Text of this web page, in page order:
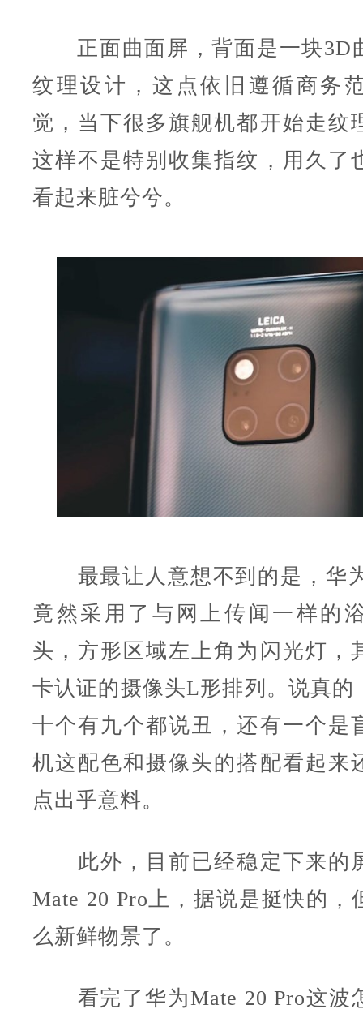
正面曲面屏，背面是一块3D
纹理设计，这点依旧遵循商务
觉，当下很多旗舰机都开始走纹
这样不是特别收集指纹，用久了
看起来脏兮兮。
最最让人意想不到的是，华为
竟然采用了与网上传闻一样的
头，方形区域左上角为闪光灯，
卡认证的摄像头L形排列。说真的
十个有九个都说丑，还有一个是
机这配色和摄像头的搭配看起来
点出乎意料。
此外，目前已经稳定下来的
Mate 20 Pro上，据说是挺快的，
么新鲜物景了。
看完了华为Mate 20 Pro这波